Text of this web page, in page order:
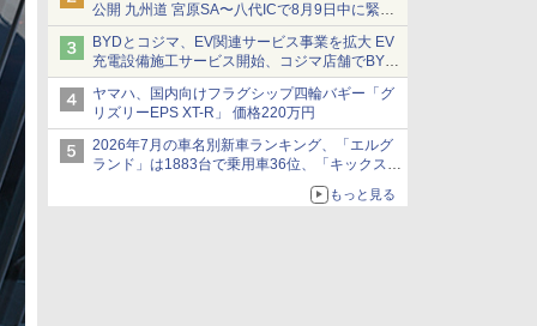
公開 九州道 宮原SA〜八代ICで8月9日中に緊急
車両を通行可能に
BYDとコジマ、EV関連サービス事業を拡大 EV
充電設備施工サービス開始、コジマ店舗でBYD
車の展示・試乗イベントを強化
ヤマハ、国内向けフラグシップ四輪バギー「グ
リズリーEPS XT-R」 価格220万円
2026年7月の車名別新車ランキング、「エルグ
ランド」は1883台で乗用車36位、「キックス」
もっと見る